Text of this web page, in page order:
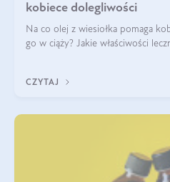
kobiece dolegliwości
Na co olej z wiesiołka pomaga
go w ciąży? Jakie właściwości
CZYTAJ